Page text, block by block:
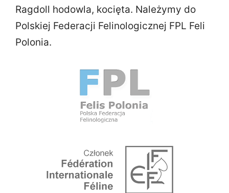
Ragdoll hodowla, kocięta. Należymy do
Polskiej Federacji Felinologicznej FPL Feli
Polonia.